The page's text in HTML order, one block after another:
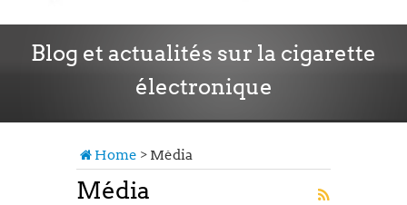
comparatif / test
boutiques
Blog et actualités sur la cigarette
électronique
Home > Média
Média